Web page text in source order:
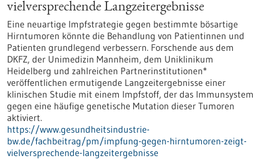
vielversprechende Langzeitergebnisse
Eine neuartige Impfstrategie gegen bestimmte bösartige
Hirntumoren könnte die Behandlung von Patientinnen und
Patienten grundlegend verbessern. Forschende aus dem
DKFZ, der Unimedizin Mannheim, dem Uniklinikum
Heidelberg und zahlreichen Partnerinstitutionen*
veröffentlichen ermutigende Langzeitergebnisse einer
klinischen Studie mit einem Impfstoff, der das Immunsystem
gegen eine häufige genetische Mutation dieser Tumoren
aktiviert.
https://www.gesundheitsindustrie-
bw.de/fachbeitrag/pm/impfung-gegen-hirntumoren-zeigt-
vielversprechende-langzeitergebnisse